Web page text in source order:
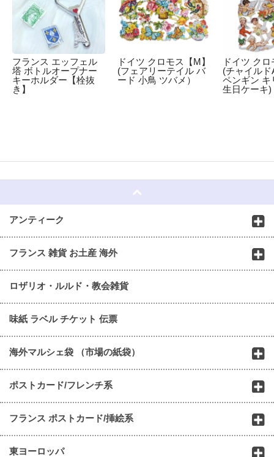
フランス エッフェル
塔 ボトルオープナー
キーホルダー【栓抜
き】
ドイツ クロモス【M】
(フェアリーテイル バ
ード 小鳥 ツバメ）
ドイツ ク
(チャイルド
ペンギン キ
生日ケーキ)
アンティーク
フランス 雑貨 お土産 海外
ロザリオ・ルルド・教会雑貨
味紙 ラベル チケット 伝票
海外マルシェ袋 （市場の紙袋）
ポストカード/フレンチ系
フランス ポストカード/挿絵系
東ヨーロッパ